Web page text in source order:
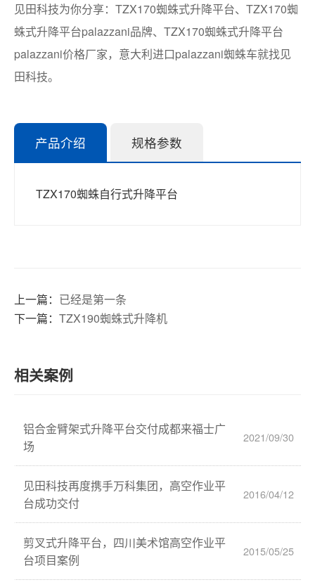
见田科技为你分享：TZX170蜘蛛式升降平台、TZX170蜘
蛛式升降平台palazzani品牌、TZX170蜘蛛式升降平台
palazzani价格厂家，意大利进口palazzani蜘蛛车就找见
田科技。
产品介绍 规格参数
TZX170蜘蛛自行式升降平台
上一篇： 已经是第一条
下一篇： TZX190蜘蛛式升降机
相关案例
铝合金臂架式升降平台交付成都来福士广
场
2021/09/30
见田科技再度携手万科集团，高空作业平
台成功交付
2016/04/12
剪叉式升降平台，四川美术馆高空作业平
台项目案例
2015/05/25